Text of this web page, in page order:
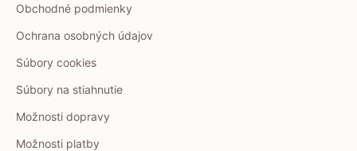
Obchodné podmienky
Ochrana osobných údajov
Súbory cookies
Súbory na stiahnutie
Možnosti dopravy
Možnosti platby